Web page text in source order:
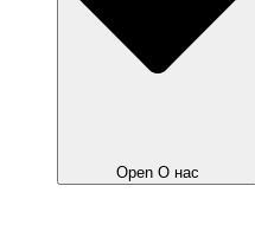
Open О нас